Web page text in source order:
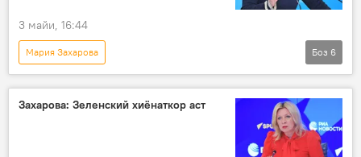
3 майи, 16:44
Мария Захарова
Амалиёти вижаи Русия барои ҳимояи Донбасс: охирин хабарҳо
Боз 6
Захарова: Зеленский хиёнаткор аст